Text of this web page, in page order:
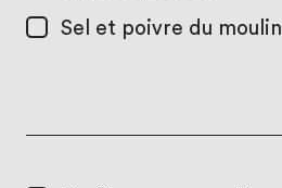
Sel et poivre du moulin